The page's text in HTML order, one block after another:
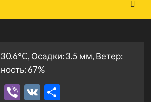
Осадки: 3.5 мм, Ветер:
67%
Telegram
Viber
VK